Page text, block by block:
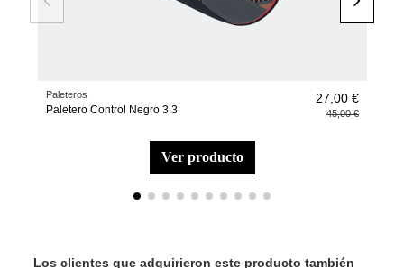
Paleteros
Paletero Control Negro 3.3
27,00 €
45,00 €
ver producto
Los clientes que adquirieron este producto también